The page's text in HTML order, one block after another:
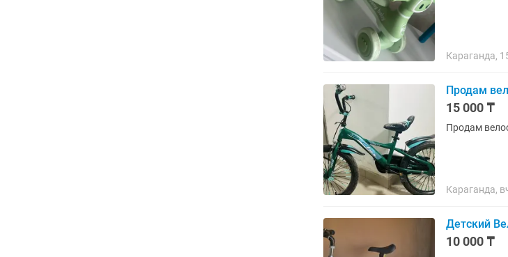
Караганда,
Продам
15 000 ₸
Продам
Караганда,
Детский
10 000 ₸